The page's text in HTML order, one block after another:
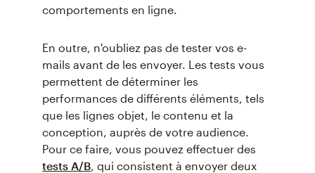
comportements en ligne.
En outre, n'oubliez pas de tester vos e-
mails avant de les envoyer. Les tests vous
permettent de déterminer les
performances de différents éléments, tels
que les lignes objet, le contenu et la
conception, auprès de votre audience.
Pour ce faire, vous pouvez effectuer des
tests A/B , qui consistent à envoyer deux